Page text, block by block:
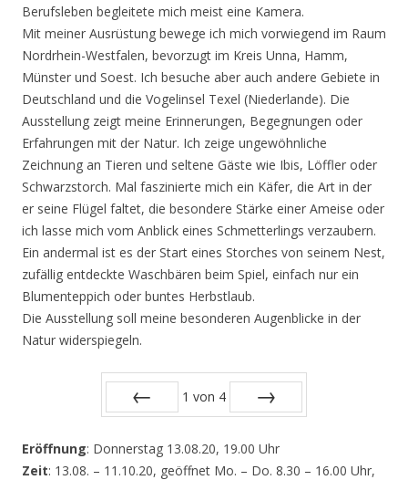
Berufsleben begleitete mich meist eine Kamera.
Mit meiner Ausrüstung bewege ich mich vorwiegend im Raum
Nordrhein-Westfalen, bevorzugt im Kreis Unna, Hamm,
Münster und Soest. Ich besuche aber auch andere Gebiete in
Deutschland und die Vogelinsel Texel (Niederlande). Die
Ausstellung zeigt meine Erinnerungen, Begegnungen oder
Erfahrungen mit der Natur. Ich zeige ungewöhnliche
Zeichnung an Tieren und seltene Gäste wie Ibis, Löffler oder
Schwarzstorch. Mal faszinierte mich ein Käfer, die Art in der
er seine Flügel faltet, die besondere Stärke einer Ameise oder
ich lasse mich vom Anblick eines Schmetterlings verzaubern.
Ein andermal ist es der Start eines Storches von seinem Nest,
zufällig entdeckte Waschbären beim Spiel, einfach nur ein
Blumenteppich oder buntes Herbstlaub.
Die Ausstellung soll meine besonderen Augenblicke in der
Natur widerspiegeln.
1 von 4
Eröffnung: Donnerstag 13.08.20, 19.00 Uhr
Zeit: 13.08. – 11.10.20, geöffnet Mo. – Do. 8.30 – 16.00 Uhr,